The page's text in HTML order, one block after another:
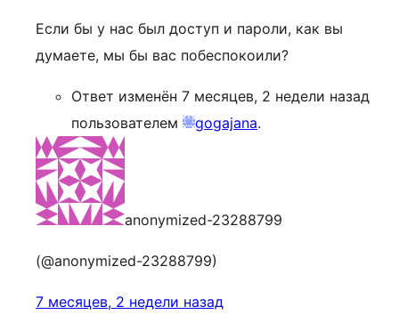
Если бы у нас был доступ и пароли, как вы
думаете, мы бы вас побеспокоили?
Ответ изменён 7 месяцев, 2 недели назад
пользователем
gogajana.
anonymized-23288799
(@anonymized-23288799)
7 месяцев, 2 недели назад